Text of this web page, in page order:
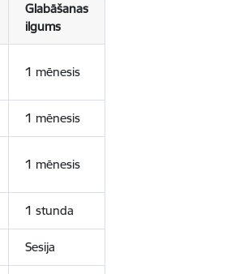
Glabāšanas
ilgums
1 mēnesis
1 mēnesis
1 mēnesis
1 stunda
Sesija